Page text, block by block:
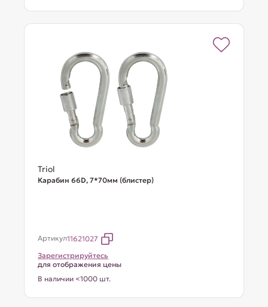
Triol
Карабин 66D, 7*70мм (блистер)
Артикул11621027
Зарегистрируйтесь
для отображения цены
В наличии <1000 шт.